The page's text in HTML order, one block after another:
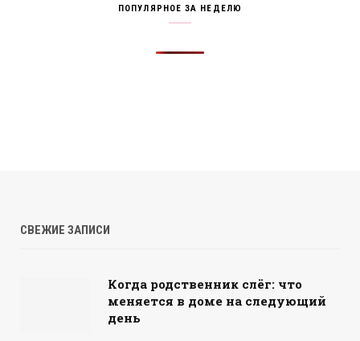
ПОПУЛЯРНОЕ ЗА НЕДЕЛЮ
СВЕЖИЕ ЗАПИСИ
Когда родственник слёг: что
меняется в доме на следующий
день